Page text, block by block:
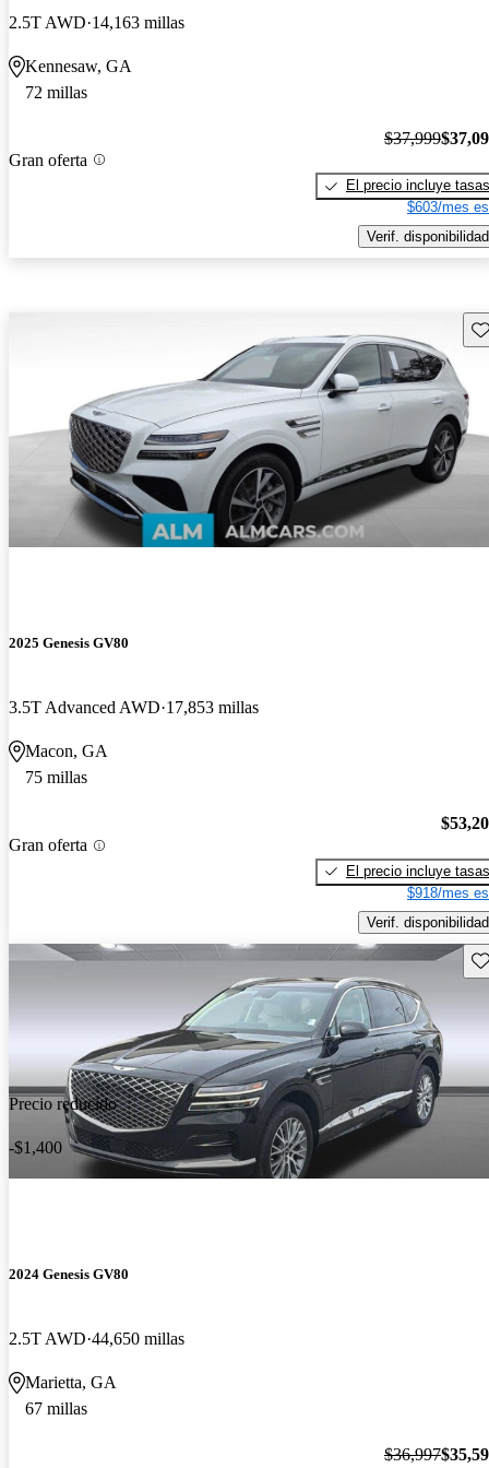
2.5T AWD 14,163 millas
Kennesaw, GA
72 millas
Gran oferta
$37,999
El precio incluye tasas
$603/mes
Verif. disponibilidad
2025 Genesis GV80
3.5T Advanced AWD 17,853 millas
Macon, GA
75 millas
Gran oferta
El precio incluye tasas
$918/mes
Verif. disponibilidad
Precio reducido
-$1,400
2024 Genesis GV80
2.5T AWD 44,650 millas
Marietta, GA
67 millas
$36,997